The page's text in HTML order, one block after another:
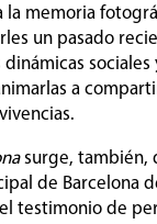
la memoria
un pasado
dinámicas sociales
a
surge, también,
de Barcelona
testimonio de